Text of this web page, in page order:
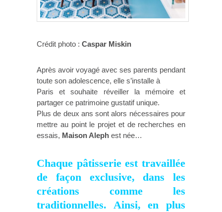
Crédit photo : Caspar Miskin
Après avoir voyagé avec ses parents pendant
toute son adolescence, elle s’installe à
Paris et souhaite réveiller la mémoire et
partager ce patrimoine gustatif unique.
Plus de deux ans sont alors nécessaires pour
mettre au point le projet et de recherches en
essais, Maison Aleph est née…
Chaque pâtisserie est travaillée
de façon exclusive, dans les
créations comme les
traditionnelles. Ainsi, en plus